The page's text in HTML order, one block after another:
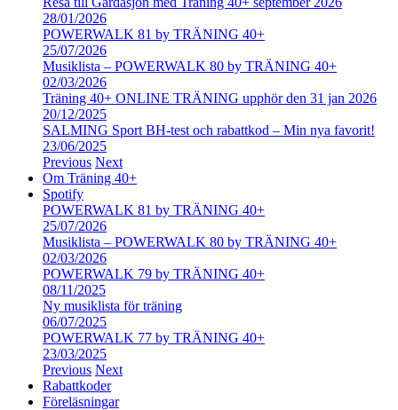
28/01/2026
POWERWALK 81 by TRÄNING 40+
25/07/2026
Musiklista – POWERWALK 80 by TRÄNING 40+
02/03/2026
Träning 40+ ONLINE TRÄNING upphör den 31 jan 2026
20/12/2025
SALMING Sport BH-test och rabattkod – Min nya favorit!
23/06/2025
Previous Next
Om Träning 40+
Spotify
POWERWALK 81 by TRÄNING 40+
25/07/2026
Musiklista – POWERWALK 80 by TRÄNING 40+
02/03/2026
POWERWALK 79 by TRÄNING 40+
08/11/2025
Ny musiklista för träning
06/07/2025
POWERWALK 77 by TRÄNING 40+
23/03/2025
Previous Next
Rabattkoder
Föreläsningar